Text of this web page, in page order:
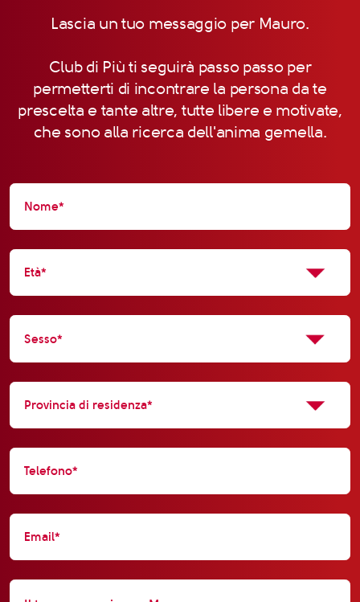
Lascia un tuo messaggio per Mauro.
Club di Più ti seguirà passo passo per
permetterti di incontrare la persona da te
prescelta e tante altre, tutte libere e motivate,
che sono alla ricerca dell'anima gemella.